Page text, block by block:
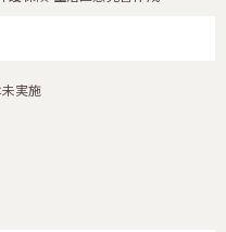
実施